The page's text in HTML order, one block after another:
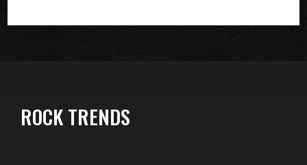
ROCK TRENDS